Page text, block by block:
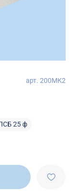
арт. 200МК2
25 ф